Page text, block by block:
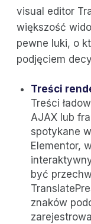
visual editor
większość
pewne luki, o
podjęciem
Treści
Treści
AJAX lub
spotykane
Elementor,
być
znaków